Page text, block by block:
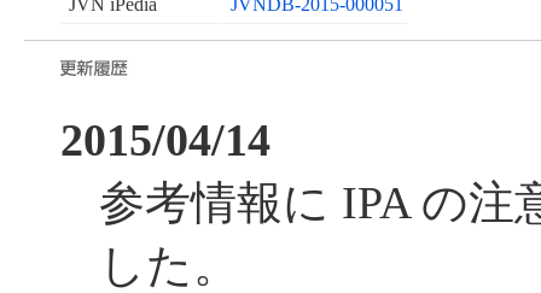
JVN iPedia
JVNDB-2015-000051
2015/04/14
参考情報に IPA の注
した。